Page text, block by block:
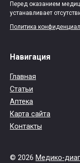
Перед оказанием
устанавливает
Политика
Навигация
Главная
Статьи
Аптека
Карта сайта
Контакты
© 2026 Медико-